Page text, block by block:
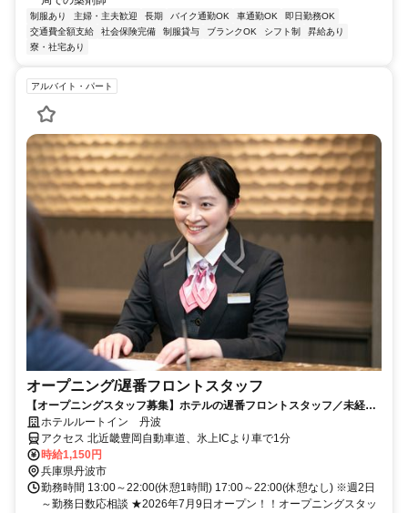
制服あり 主婦・主夫歓迎 長期 バイク通勤OK 車通勤OK
即日勤務OK
交通費全額支給
社会保険完備 制服貸与 ブランクOK シフト制
昇給あり
寮・社宅あり
アルバイト・パート
オープニング/遅番フロントスタッフ
【オープニングスタッフ募集】ホテルの遅番フロントスタッフ／未経験
歓迎！働きながら接客スキルも身につく
ホテルルートイン 丹波
アクセス 北近畿豊岡自動車道、氷上ICより車で1分
時給1,150円
兵庫県丹波市
勤務時間 13:00～22:00(休憩1時間) 17:00～22:00(休憩なし) ※週2日
～勤務日数応相談 ★2026年7月9日オープン！！オープニングスタッ